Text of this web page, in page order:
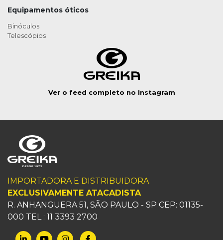
Equipamentos óticos
Binóculos
Telescópios
Ver o feed completo no Instagram
IMPORTADORA E DISTRIBUIDORA
EXCLUSIVAMENTE ATACADISTA
R. ANHANGUERA 51, SÃO PAULO - SP CEP: 01135-
000 TEL : 11 3393 2700